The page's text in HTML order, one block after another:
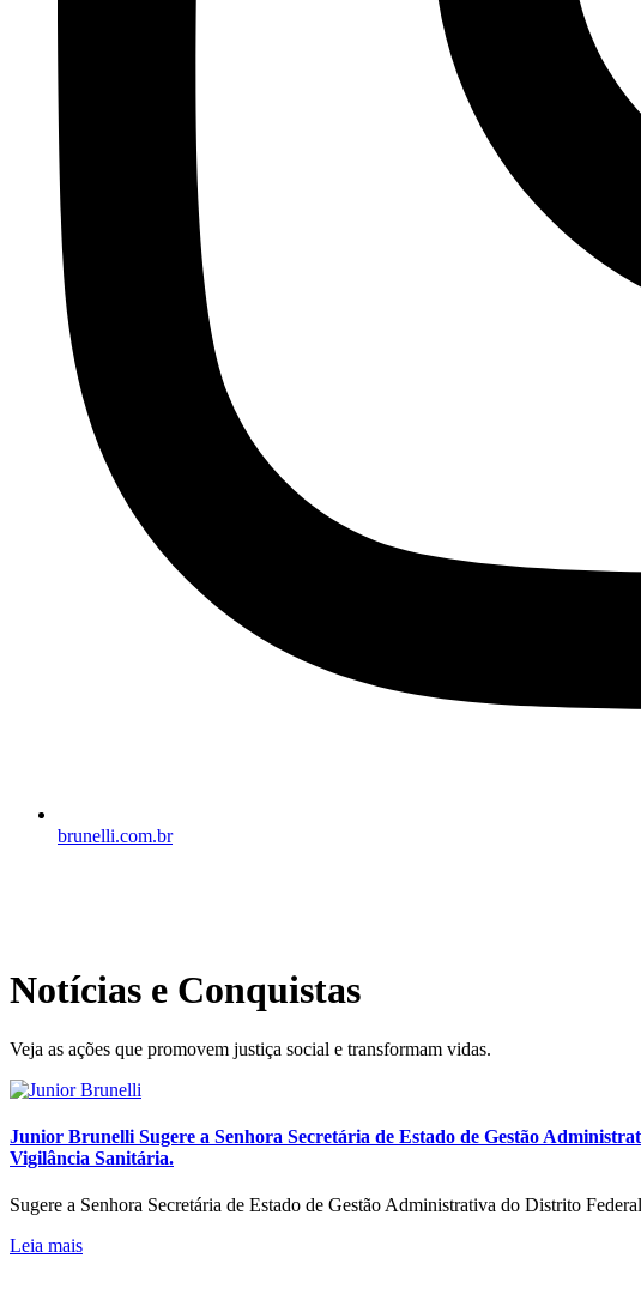
brunelli.com.br
Notícias e Conquistas
Veja as ações que promovem justiça social e transformam vidas.
Junior Brunelli Sugere a Senhora Secretária de Estado de Gestão
Vigilância Sanitária.
Sugere a Senhora Secretária de Estado de Gestão Administrativa do Distrito
Leia mais